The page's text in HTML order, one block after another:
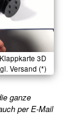
3D
Versand (*)
ganze
per E-Mail